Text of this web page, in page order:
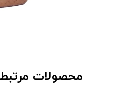
محصولات مرتبط